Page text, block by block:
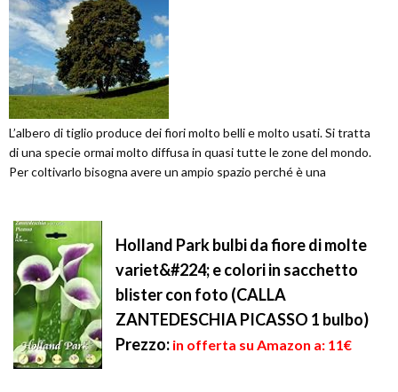
L’albero di tiglio produce dei fiori molto belli e molto usati. Si tratta
di una specie ormai molto diffusa in quasi tutte le zone del mondo.
Per coltivarlo bisogna avere un ampio spazio perché è una
Holland Park bulbi da fiore di molte
variet&#224; e colori in sacchetto
blister con foto (CALLA
ZANTEDESCHIA PICASSO 1 bulbo)
Prezzo: in offerta su Amazon a: 11€